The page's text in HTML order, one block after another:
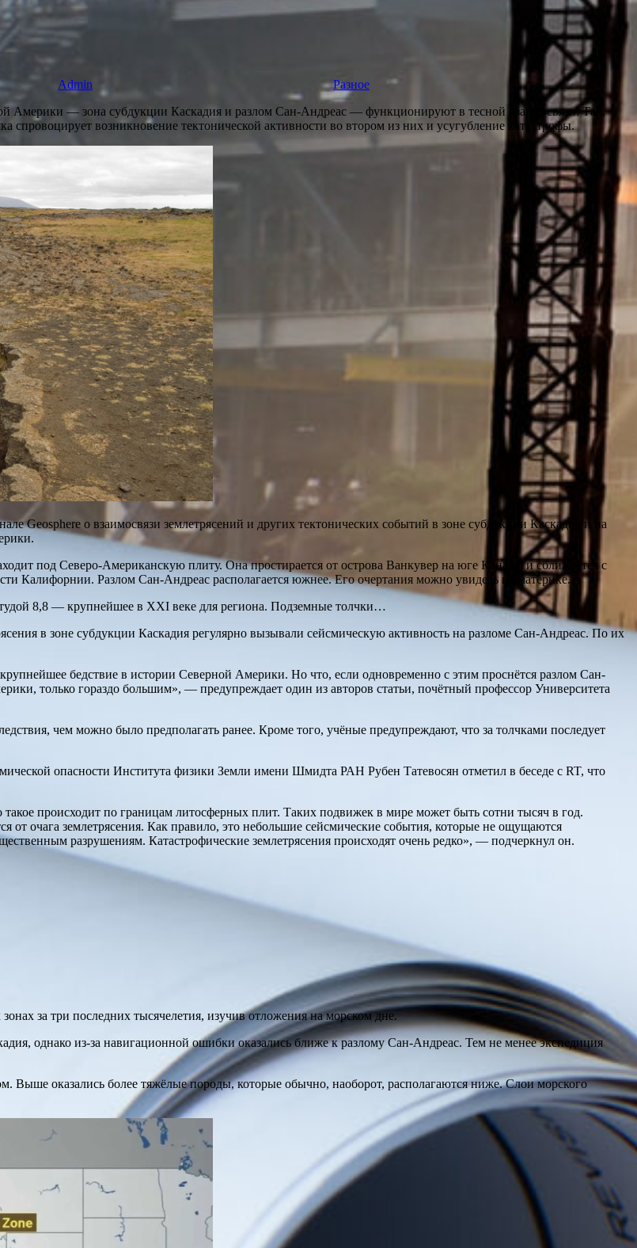
Admin
Разное
Америки — зона субдукции Каскадия и разлом Сан-Андреас — функционируют в тесной взаимосвязи. Так,
спровоцирует возникновение тектонической активности во втором из них и усугубление катастрофы.
о взаимосвязи землетрясений и других тектонических событий в зоне субдукции Каскадия и на
под Северо-Американскую плиту. Она простирается от острова Ванкувер на юге Канады и сближается с
Калифорнии. Разлом Сан-Андреас располагается южнее. Его очертания можно увидеть на материке.
8,8 — крупнейшее в XXI веке для региона. Подземные толчки…
в зоне субдукции Каскадия регулярно вызывали сейсмическую активность на разломе Сан-Андреас. По их
крупнейшее бедствие в истории Северной Америки. Но что, если одновременно с этим проснётся разлом Сан-
только гораздо большим», — предупреждает один из авторов статьи, почётный профессор Университета
чем можно было предполагать ранее. Кроме того, учёные предупреждают, что за толчками последует
опасности Института физики Земли имени Шмидта РАН Рубен Татевосян отметил в беседе с RT, что
происходит по границам литосферных плит. Таких подвижек в мире может быть сотни тысяч в год.
очага землетрясения. Как правило, это небольшие сейсмические события, которые не ощущаются
разрушениям. Катастрофические землетрясения происходят очень редко», — подчеркнул он.
за три последних тысячелетия, изучив отложения на морском дне.
однако из-за навигационной ошибки оказались ближе к разлому Сан-Андреас. Тем не менее экспедиция
Выше оказались более тяжёлые породы, которые обычно, наоборот, располагаются ниже. Слои морского